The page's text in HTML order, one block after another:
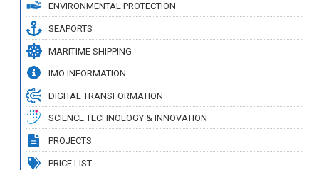
ENVIRONMENTAL PROTECTION
SEAPORTS
MARITIME SHIPPING
IMO INFORMATION
DIGITAL TRANSFORMATION
SCIENCE TECHNOLOGY & INNOVATION
PROJECTS
PRICE LIST